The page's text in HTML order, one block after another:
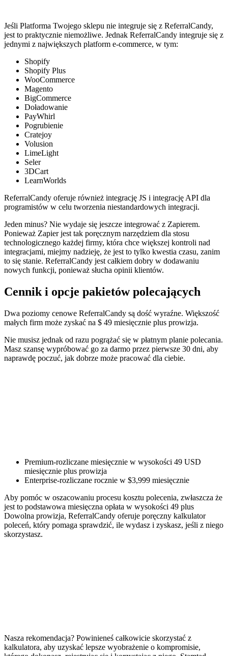
Jeśli Platforma Twojego sklepu nie integruje się z ReferralCandy,
jest to praktycznie niemożliwe. Jednak ReferralCandy integruje się z
jednymi z największych platform e-commerce, w tym:
Shopify
Shopify Plus
WooCommerce
Magento
BigCommerce
Doładowanie
PayWhirl
Pogrubienie
Cratejoy
Volusion
LimeLight
Seler
3DCart
LearnWorlds
ReferralCandy oferuje również integrację JS i integrację API dla
programistów w celu tworzenia niestandardowych integracji.
Jeden minus? Nie wydaje się jeszcze integrować z Zapierem.
Ponieważ Zapier jest tak poręcznym narzędziem dla stosu
technologicznego każdej firmy, która chce większej kontroli nad
integracjami, miejmy nadzieję, że jest to tylko kwestia czasu, zanim
to się stanie. ReferralCandy jest całkiem dobry w dodawaniu
nowych funkcji, ponieważ słucha opinii klientów.
Cennik i opcje pakietów polecających
Dwa poziomy cenowe ReferralCandy są dość wyraźne. Większość
małych firm może zyskać na $ 49 miesięcznie plus prowizja.
Nie musisz jednak od razu pogrążać się w płatnym planie polecania.
Masz szansę wypróbować go za darmo przez pierwsze 30 dni, aby
naprawdę poczuć, jak dobrze może pracować dla ciebie.
Premium-rozliczane miesięcznie w wysokości 49 USD
miesięcznie plus prowizja
Enterprise-rozliczane rocznie w $3,999 miesięcznie
Aby pomóc w oszacowaniu procesu kosztu polecenia, zwłaszcza że
jest to podstawowa miesięczna opłata w wysokości 49 plus
Dowolna prowizja, ReferralCandy oferuje poręczny kalkulator
poleceń, który pomaga sprawdzić, ile wydasz i zyskasz, jeśli z niego
skorzystasz.
Nasza rekomendacja? Powinieneś całkowicie skorzystać z
kalkulatora, aby uzyskać lepsze wyobrażenie o kompromisie,